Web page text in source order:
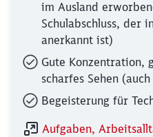
im Ausland
Schulabschluss, der
anerkannt ist)
Gute Konzentration,
scharfes Sehen
Begeisterung für
Aufgaben,